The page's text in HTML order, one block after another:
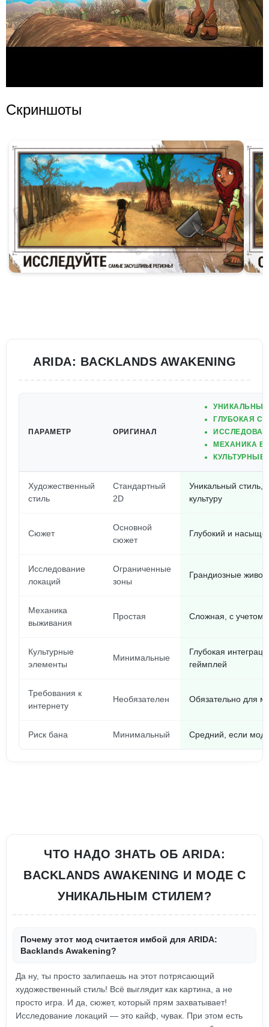
Скриншоты
ARIDA: BACKLANDS AWAKENING
ПАРАМЕТР ОРИГИНАЛ
ГЛУБОКАЯ
МЕХАНИКА
Художественный
стиль
Стандартный
2D
Уникальный стиль,
культуру
Сюжет
Основной
сюжет
Глубокий и
Исследование
локаций
Ограниченные
зоны
Грандиозные
Механика
выживания
Простая Сложная, с учетом
Культурные
элементы
Минимальные
Глубокая
геймплей
Требования к
интернету
Необязателен Обязательно для
Риск бана Минимальный Средний, если мод
ЧТО НАДО ЗНАТЬ ОБ ARIDA:
BACKLANDS AWAKENING И МОДЕ С
УНИКАЛЬНЫМ СТИЛЕМ?
Почему этот мод считается имбой для ARIDA:
Backlands Awakening?
Да ну, ты просто залипаешь на этот потрясающий
художественный стиль! Всё выглядит как картина, а не
просто игра. И да, сюжет, который прям захватывает!
Исследование локаций — это кайф, чувак. При этом есть